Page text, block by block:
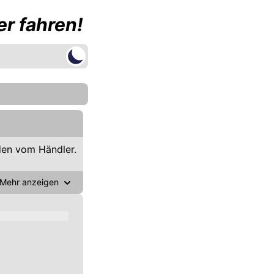
fahren!
vom Händler.
Mehr anzeigen